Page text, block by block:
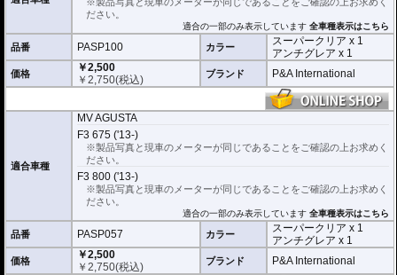
スーパークリア :耐摩耗性が非常に高く、
透明性の高いフィルム。貼り付けてしまう
とメーターになじみ、フィルムの存在がほ
とんどわからなくなります。
アンチグレア :
マット仕上げが施され、太
陽光などによる反射を軽減。視認性の低下
を防ぎ、メーターを読み取りやすくしま
す。もちろん傷に対しても有効です。
ニングクロス、細かい埃も除去する粘着シート、気泡の混入を防ぎ、きれいに
仕上げるスキージがセットになっています。
またこのフィルムは多少の気泡なら数時間から２日ほどで自然に気泡が消える
優れもの。満足のいく取付が容易になりました。
シリコーン系粘着材を採用し、メーターを痛めることがありません。フィルム
を剥がせば、元通りの状態になります。
ださい。
適合の一部のみ表示しています全車種表示はこちら
品番 PASP100 カラー
スーパークリア x 1
アンチグレア x 1
価格
￥2,500
￥2,750(税込) ブランド P&A International
適合車種
MV AGUSTA
F3 675 ('13-)
※製品写真と現車のメーターが同じであることをご確認の上お求めく
ださい。
F3 800 ('13-)
※製品写真と現車のメーターが同じであることをご確認の上お求めく
ださい。
適合の一部のみ表示しています全車種表示はこちら
品番 PASP057 カラー
スーパークリア x 1
アンチグレア x 1
価格
￥2,500
￥2,750(税込) ブランド P&A International